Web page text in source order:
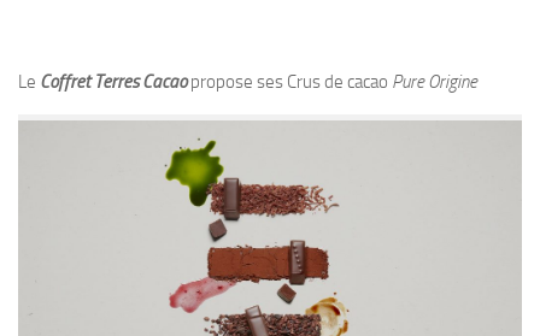
Le Coffret Terres Cacaopropose ses Crus de cacao Pure Origine